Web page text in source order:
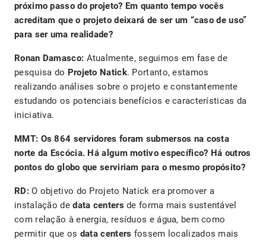
próximo passo do projeto? Em quanto tempo vocês
acreditam que o projeto deixará de ser um “caso de uso”
para ser uma realidade?
Ronan Damasco: Atualmente, seguimos em fase de
pesquisa do Projeto Natick. Portanto, estamos
realizando análises sobre o projeto e constantemente
estudando os potenciais benefícios e características da
iniciativa.
MMT: Os 864 servidores foram submersos na costa
norte da Escócia. Há algum motivo específico? Há outros
pontos do globo que serviriam para o mesmo propósito?
RD:O objetivo do Projeto Natick era promover a
instalação dedata centers de forma mais sustentável
com relação à energia, resíduos e água, bem como
permitir que os data centers fossem localizados mais